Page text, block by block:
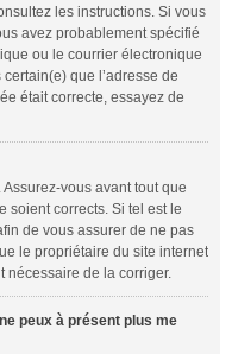
les instructions. Si vous
avez probablement spécifié
ou le courrier électronique
que l’adresse de
était correcte, essayez de
vous avant tout que
soient corrects. Si tel est le
de vous assurer de ne pas
le propriétaire du site internet
nécessaire de la corriger.
peux à présent plus me